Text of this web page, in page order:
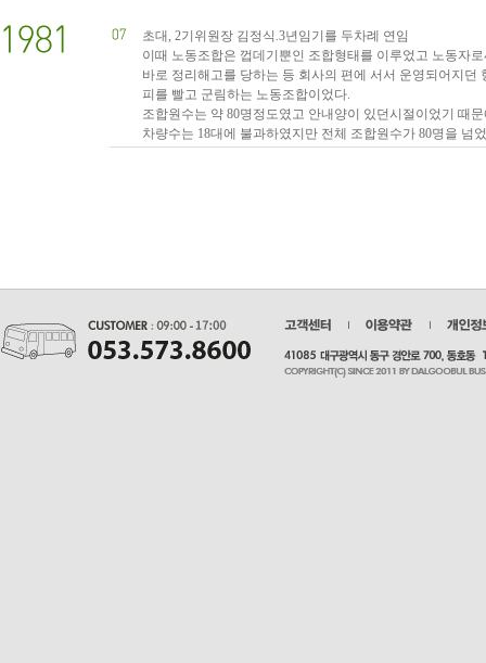
초대, 2기위원장 김정식.3년임기를 두차례 연임
이때 노동조합은 껍데기뿐인 조합형태를 이루었고 노동자
바로 정리해고를 당하는 등 회사의 편에 서서 운영되어지던
피를 빨고 군림하는 노동조합이었다.
조합원수는 약 80명정도였고 안내양이 있던시절이었기 때
차량수는 18대에 불과하였지만 전체 조합원수가 80명을 넘